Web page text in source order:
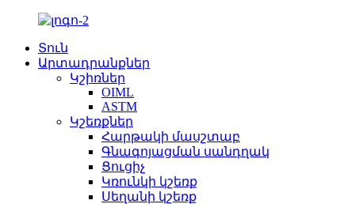
Տուն
Արտադրանքներ
Կշիռներ
OIML
ASTM
Կշեռքներ
Հարթակի մասշտաբ
Գնագոյացման սանդղակ
Ցուցիչ
Կռունկի կշեռք
Սեղանի կշեռք